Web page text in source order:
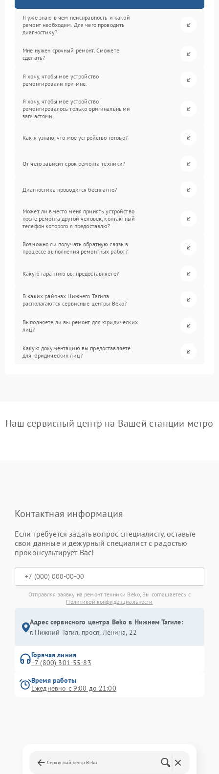
Я уже знаю в чем неисправность и какой
ремонт необходим. Для чего проводить
диагностику?
Мне нужен срочный ремонт. Сможете
сделать?
Я хочу, чтобы мое устройство
ремонтировали при мне.
Я хочу, чтобы мое устройство
ремонтировалось только оригинальными
запчастями.
Как я узнаю, что мое устройство готово?
От чего зависит срок ремонта техники?
Диагностика проводится бесплатно?
Может ли вместо меня принять устройство
после ремонта другой человек, контактный
телефон которого я предоставлю?
Возможно ли получать обратную связь в
процессе выполнения ремонтных работ?
Какую гарантию вы предоставляете?
В каких районах Нижнего Тагила
располагаются сервисные центры Beko?
Выполняете ли вы ремонт для юридических
лиц?
Какую документацию вы предоставляете
для юридических лиц?
Наш сервисный центр на Вашей станции метро
Контактная информация
Если требуется задать вопрос специалисту, оставьте
свои данные и дежурный специалист с радостью
проконсультирует Вас!
Отправляя заявку на ремонт техники Beko, Вы соглашаетесь с
Политикой конфиденциальности
Адрес сервисного центра Beko в Нижнем Тагиле:
г. Нижний Тагил, просп. Ленина, 22
Горячая линия
+7 (800) 301-55-83
Время работы
Ежедневно с 9:00 до 21:00
Сервисный центр Beko